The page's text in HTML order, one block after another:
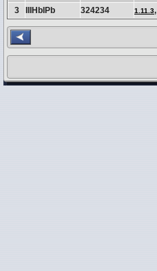
3 IIIHbIPb 324234 1.11.3,